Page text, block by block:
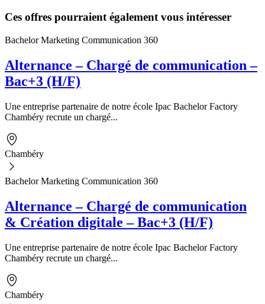
Ces offres pourraient également vous intéresser
Bachelor Marketing Communication 360
Alternance – Chargé de communication –
Bac+3 (H/F)
Une entreprise partenaire de notre école Ipac Bachelor Factory
Chambéry recrute un chargé...
Chambéry
Bachelor Marketing Communication 360
Alternance – Chargé de communication
& Création digitale – Bac+3 (H/F)
Une entreprise partenaire de notre école Ipac Bachelor Factory
Chambéry recrute un chargé...
Chambéry